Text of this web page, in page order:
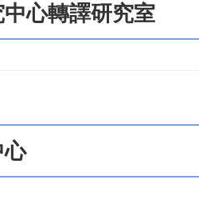
心轉譯研究室